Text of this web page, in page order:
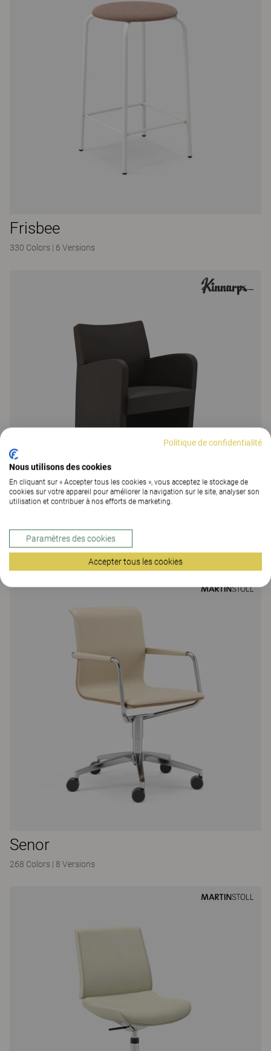
Frisbee
330 Colors | 6 Versions
Remus
264 Colors
Senor
268 Colors | 8 Versions
Politique de confidentialité
Nous utilisons des cookies
En cliquant sur « Accepter tous les cookies », vous acceptez le stockage de
cookies sur votre appareil pour améliorer la navigation sur le site, analyser son
utilisation et contribuer à nos efforts de marketing.
Paramètres des cookies
Accepter tous les cookies